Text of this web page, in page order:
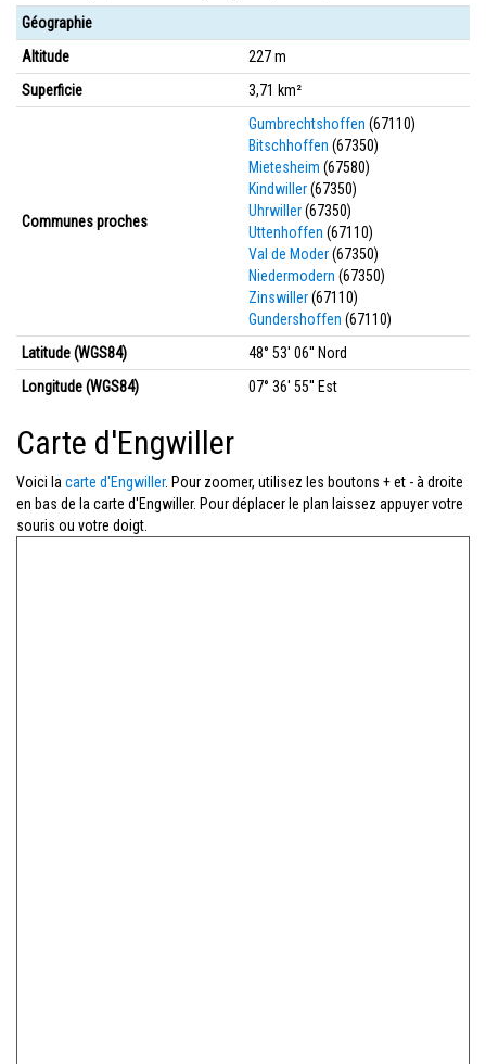
Géographie
Altitude
227 m
Superficie
3,71 km²
Communes proches
Gumbrechtshoffen (67110)
Bitschhoffen (67350)
Mietesheim (67580)
Kindwiller(67350)
Uhrwiller(67350)
Uttenhoffen (67110)
Val de Moder(67350)
Niedermodern (67350)
Zinswiller(67110)
Gundershoffen (67110)
Latitude (WGS84)
48° 53' 06'' Nord
Longitude (WGS84)
07° 36' 55'' Est
Carte d'Engwiller
Voici la carte d'Engwiller. Pour zoomer, utilisez les boutons + et - à droite
en bas de la carte d'Engwiller. Pour déplacer le plan laissez appuyer votre
souris ou votre doigt.